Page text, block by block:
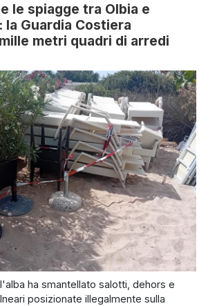
le spiagge tra Olbia e
la Guardia Costiera
metri quadri di arredi
ha smantellato salotti, dehors e
posizionate illegalmente sulla